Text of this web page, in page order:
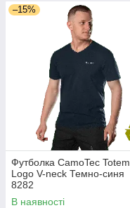
–15%
Футболка CamoTec Totem
Logo V-neck Темно-синя
8282
В наявності